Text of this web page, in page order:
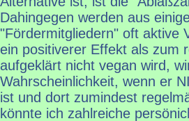
Dahingegen werden aus
"Fördermitgliedern" oft aktive
ein positiverer Effekt als zum
aufgeklärt nicht vegan wird,
Wahrscheinlichkeit, wenn er
ist und dort zumindest
könnte ich zahlreiche